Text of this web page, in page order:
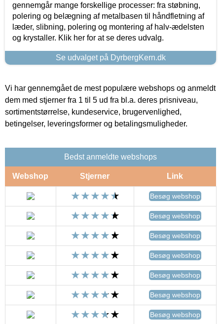
gennemgår mange forskellige processer: fra støbning,
polering og belægning af metalbasen til håndfletning af
læder, slibning, polering og montering af halv-ædelsten
og krystaller. Klik her for at se deres udvalg.
Se udvalget på DyrbergKern.dk
Vi har gennemgået de mest populære webshops og anmeldt
dem med stjerner fra 1 til 5 ud fra bl.a. deres prisniveau,
sortimentstørrelse, kundeservice, brugervenlighed,
betingelser, leveringsformer og betalingsmuligheder.
Bedst anmeldte webshops
Webshop Stjerner Link
Besøg webshop
Besøg webshop
Besøg webshop
Besøg webshop
Besøg webshop
Besøg webshop
Besøg webshop